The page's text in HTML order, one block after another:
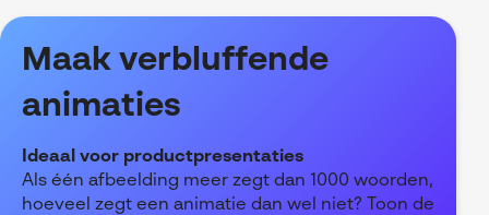
Maak verbluffende
animaties
Ideaal voor productpresentaties
Als één afbeelding meer zegt dan 1000 woorden,
hoeveel zegt een animatie dan wel niet? Toon de